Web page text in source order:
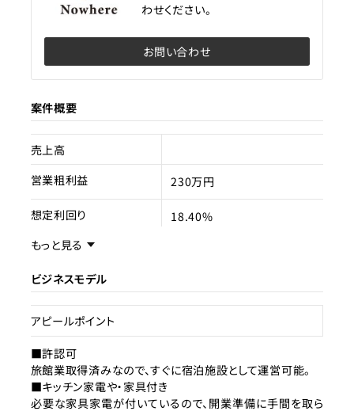
わせください。
お問い合わせ
案件概要
売上高
営業粗利益
230万円
想定利回り 18.40%
売却スキーム
権利
売却理由
ライセンス種類
現状
もっと見る
ビジネスモデル
アピールポイント
■許認可
旅館業取得済みなので、すぐに宿泊施設として運営可能。
■キッチン家電や・家具付き
必要な家具家電が付いているので、開業準備に手間を取ら